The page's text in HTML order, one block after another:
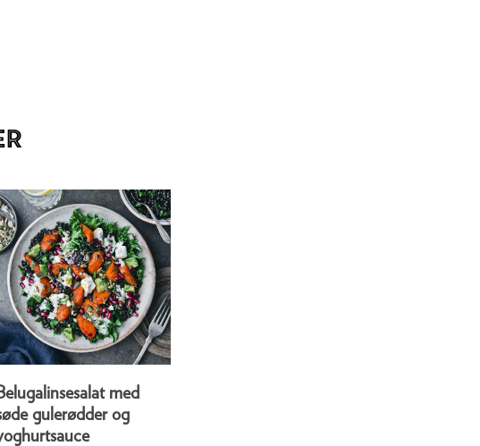
med
gulerødder og